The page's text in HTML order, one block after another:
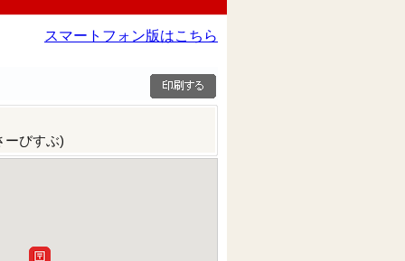
スマートフォン版はこちら
ーびすぶ)